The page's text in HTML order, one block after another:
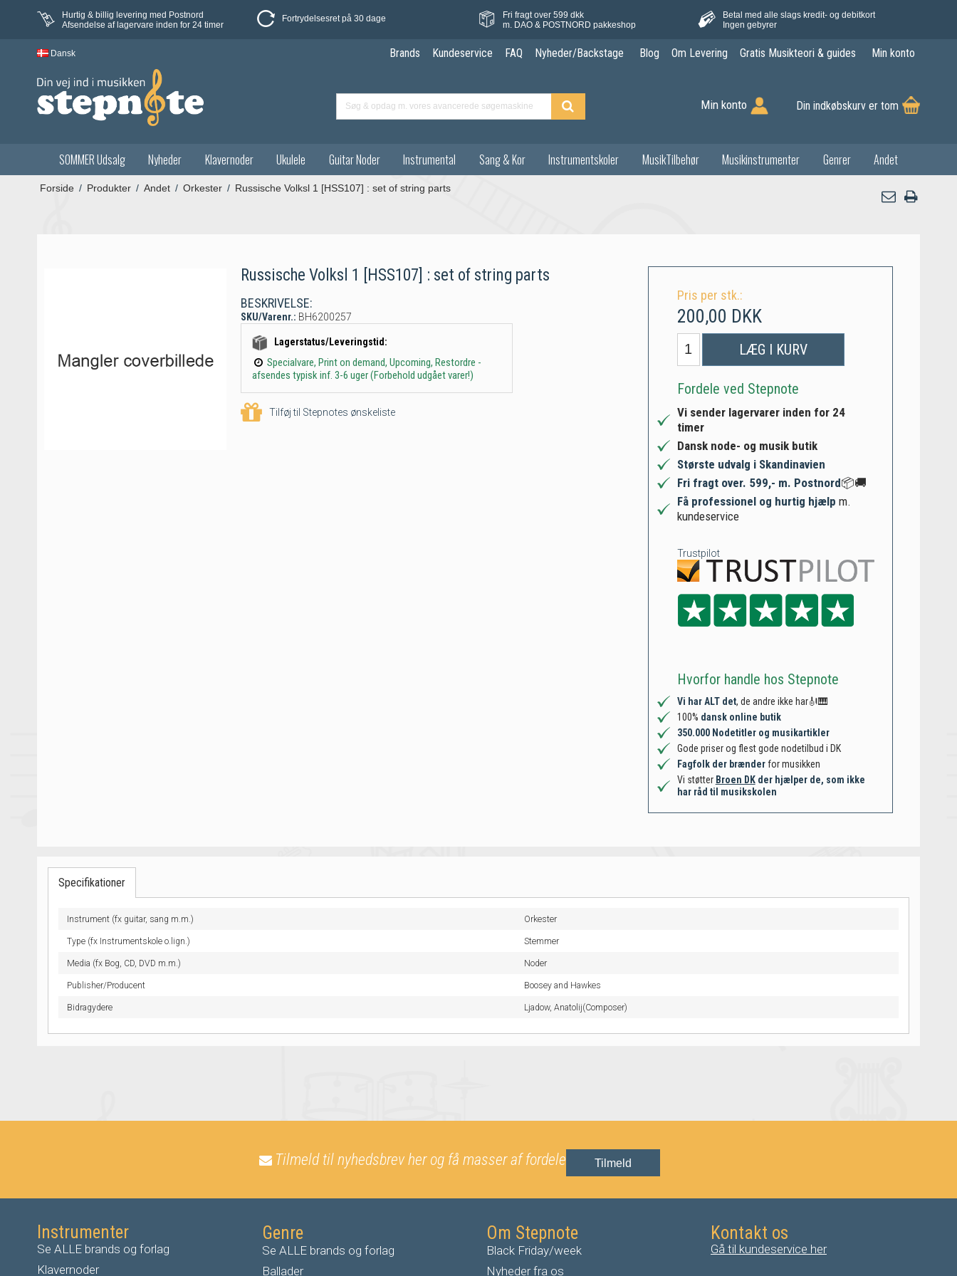
Hurtig & billig levering med Postnord
Afsendelse af lagervare inden for 24 timer
Fortrydelsesret på 30 dage
Fri fragt over 599 dkk
m. DAO & POSTNORD pakkeshop
Betal med alle slags kredit- og debitkort
Ingen gebyrer
Dansk Brands Kundeservice FAQ Nyheder/Backstage Blog Om Levering Gratis Musikteori & guides Min konto
Min konto Din indkøbskurv er tom
SOMMER Udsalg Nyheder Klavernoder Ukulele Guitar Noder Instrumental Sang & Kor Instrumentskoler MusikTilbehør Musikinstrumenter Genrer Andet
Forside / Produkter / Andet / Orkester / Russische Volksl 1 [HSS107] : set of string parts
Russische Volksl 1 [HSS107] : set of string parts
BESKRIVELSE:
SKU/Varenr.: BH6200257
Lagerstatus/Leveringstid:
Specialvare, Print on demand, Upcoming, Restordre -
afsendes typisk inf. 3-6 uger (Forbehold udgået varer!)
Tilføj til Stepnotes ønskeliste
Pris per stk.:
200,00 DKK
LÆG I KURV
Fordele ved Stepnote
Vi sender lagervarer inden for 24
timer
Dansk node- og musik butik
Største udvalg i Skandinavien
Fri fragt over. 599,- m. Postnord📦🚚
Få professionel og hurtig hjælp m.
kundeservice
Trustpilot
Hvorfor handle hos Stepnote
Vi har ALT det, de andre ikke har🎻🎹
100% dansk online butik
350.000 Nodetitler og musikartikler
Gode priser og flest gode nodetilbud i DK
Fagfolk der brænderfor musikken
Vi støtter Broen DKder hjælper de, som ikke
har råd til musikskolen
Specifikationer
Instrument (fx guitar, sang m.m.) Orkester
Type (fx Instrumentskole o.lign.) Stemmer
Media (fx Bog, CD, DVD m.m.) Noder
Publisher/Producent Boosey and Hawkes
Bidragydere Ljadow, Anatolij(Composer)
Tilmeld til nyhedsbrev her og få masser af fordele Tilmeld
Instrumenter
Se ALLE brands og forlag
Klavernoder
Genre
Se ALLE brands og forlag
Ballader
Om Stepnote
Black Friday/week
Nyheder fra os
Kontakt os
Gå til kundeservice her